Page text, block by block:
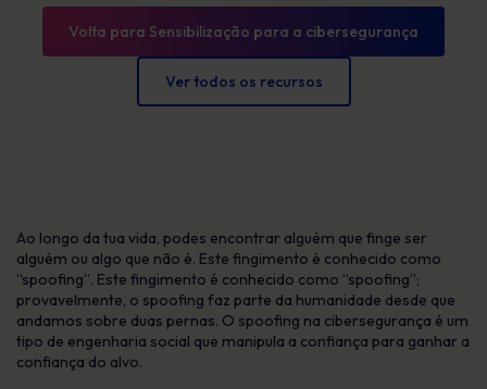
Volta para Sensibilização para a cibersegurança
Ver todos os recursos
Ao longo da tua vida, podes encontrar alguém que finge ser
alguém ou algo que não é. Este fingimento é conhecido como
“spoofing”. Este fingimento é conhecido como “spoofing”;
provavelmente, o spoofing faz parte da humanidade desde que
andamos sobre duas pernas. O spoofing na cibersegurança é um
tipo de engenharia social que manipula a confiança para ganhar a
confiança do alvo.